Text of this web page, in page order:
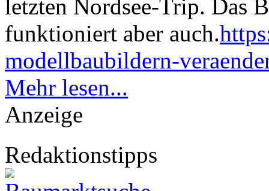
letzten Nordsee-Trip. Das
funktioniert aber auch.
modellbaubildern-
Mehr lesen...
Anzeige
Redaktionstipps